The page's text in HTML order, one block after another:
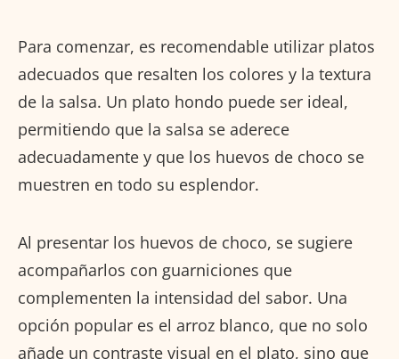
Para comenzar, es recomendable utilizar platos
adecuados que resalten los colores y la textura
de la salsa. Un plato hondo puede ser ideal,
permitiendo que la salsa se aderece
adecuadamente y que los huevos de choco se
muestren en todo su esplendor.
Al presentar los huevos de choco, se sugiere
acompañarlos con guarniciones que
complementen la intensidad del sabor. Una
opción popular es el arroz blanco, que no solo
añade un contraste visual en el plato, sino que